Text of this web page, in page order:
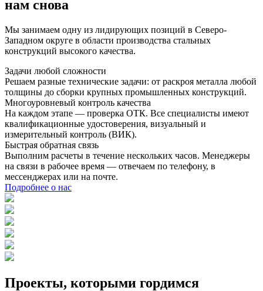
нам снова
Мы занимаем одну из лидирующих позиций в Северо-
Западном округе в области производства стальных
конструкций высокого качества.
Задачи любой сложности
Решаем разные технические задачи: от раскроя металла любой
толщины до сборки крупных промышленных конструкций.
Многоуровневый контроль качества
На каждом этапе — проверка ОТК. Все специалисты имеют
квалификационные удостоверения, визуальный и
измерительный контроль (ВИК).
Быстрая обратная связь
Выполним расчеты в течение нескольких часов. Менеджеры
на связи в рабочее время — отвечаем по телефону, в
мессенджерах или на почте.
Подробнее о нас
Проекты, которыми гордимся